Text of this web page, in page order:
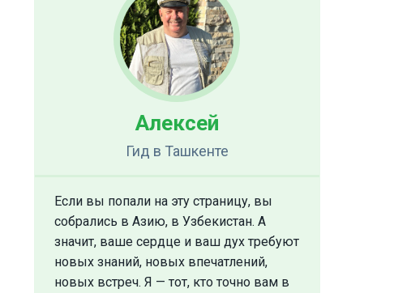
Алексей
Гид в Ташкенте
Если вы попали на эту страницу, вы
собрались в Азию, в Узбекистан. А
значит, ваше сердце и ваш дух требуют
новых знаний, новых впечатлений,
новых встреч. Я — тот, кто точно вам в